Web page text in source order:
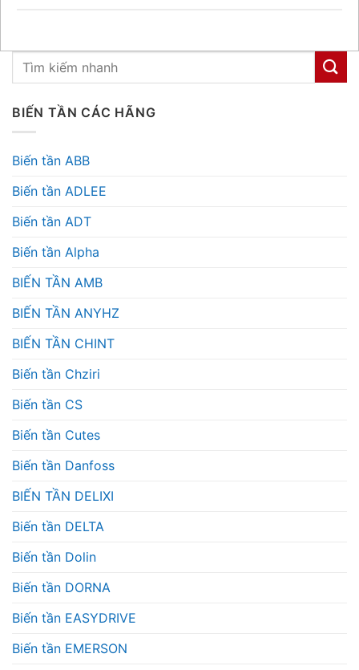
BIẾN TẦN CÁC HÃNG
Biến tần ABB
Biến tần ADLEE
Biến tần ADT
Biến tần Alpha
BIẾN TẦN AMB
BIẾN TẦN ANYHZ
BIẾN TẦN CHINT
Biến tần Chziri
Biến tần CS
Biến tần Cutes
Biến tần Danfoss
BIẾN TẦN DELIXI
Biến tần DELTA
Biến tần Dolin
Biến tần DORNA
Biến tần EASYDRIVE
Biến tần EMERSON